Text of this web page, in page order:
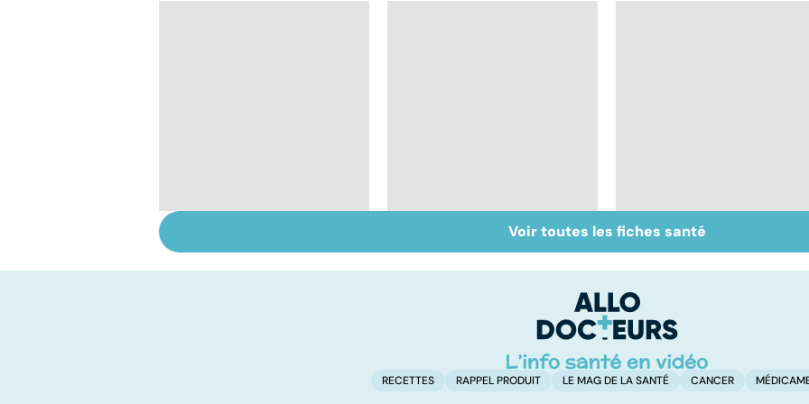
infections
Inflammation des
amygdales : que faire
Suicide : prévenir le
passage à l'acte
Voir toutes les fiches santé
RECETTES RAPPEL PRODUIT LE MAG DE LA SANTÉ CANCER